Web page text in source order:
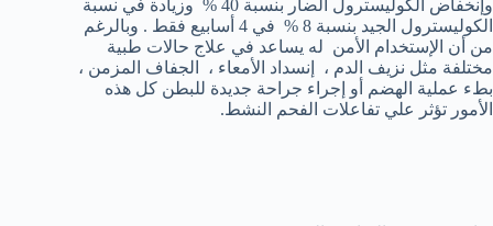
وإنخفاض الكوليسترول الضار بنسبة 40 % وزيادة في نسبة
الكوليسترول الجيد بنسبة 8 % في 4 أسابيع فقط . وبالرغم
من أن الإستخدام الأمن له يساعد في علاج حالات طبية
مختلفة مثل نزيف الدم ، إنسداد الأمعاء ، الجفاف المزمن ،
بطء عملية الهضم أو إجراء جراحة جديدة للبطن كل هذه
الأمور تؤثر علي تفاعلات الفحم النشط.